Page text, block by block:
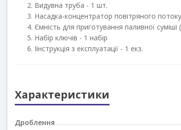
Видувна труба - 1 шт.
Насадка-концентратор повітряного
Ємність для приготування паливної
Набір ключів - 1 набір
Іінструкція з експлуатації - 1 екз.
Характеристики
Дроблення